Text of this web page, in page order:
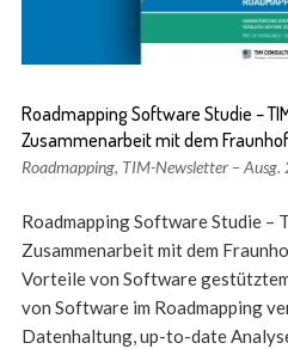
Roadmapping Software Studie –
Zusammenarbeit mit dem
Roadmapping, TIM-Newsletter –
Roadmapping Software Studie –
Zusammenarbeit mit dem
Vorteile von Software
von Software im Roadmapping
Datenhaltung, up-to-date